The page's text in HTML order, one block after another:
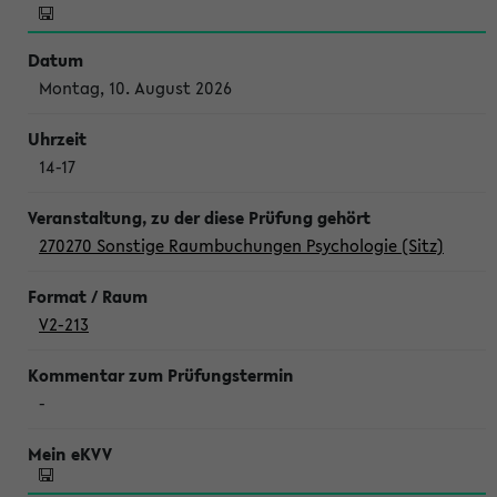
Montag, 10. August 2026
14-17
270270 Sonstige Raumbuchungen Psychologie (Sitz)
V2-213
-